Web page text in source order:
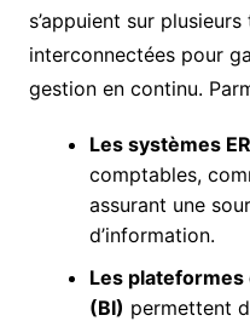
s’appuient sur
interconnectées pour
gestion en continu.
Les systèmes
comptables,
assurant une
d’information.
Les plateformes
(BI) permettent